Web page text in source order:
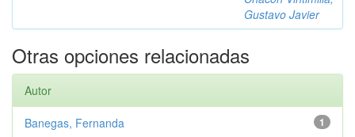
Gustavo Javier
Otras opciones relacionadas
Autor
1
Banegas, Fernanda